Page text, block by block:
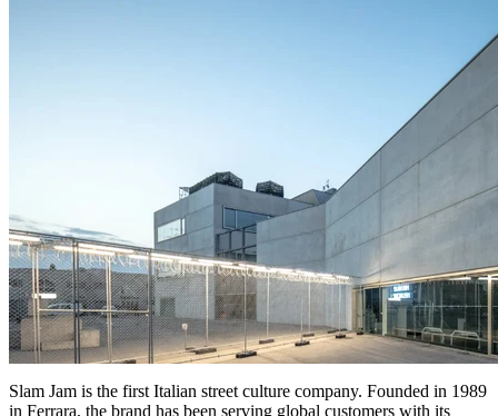
Slam Jam is the first Italian street culture company. Founded in 1989
in Ferrara, the brand has been serving global customers with its